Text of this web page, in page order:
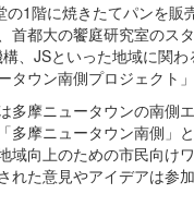
の1階に焼きたてパンを販
首都大の饗庭研究室のス
、JSといった地域に関
タウン南側プロジェクト」
多摩ニュータウンの南側
多摩ニュータウン南側」
域向上のための市民向け
れた意見やアイデアは参